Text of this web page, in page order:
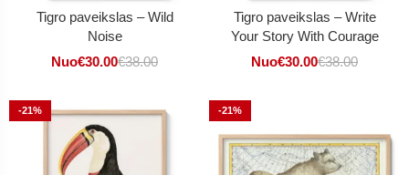
Tigro paveikslas – Wild
Noise
Nuo€30.00€38.00
Tigro paveikslas – Write
Your Story With Courage
Nuo€30.00€38.00
-21% -21%